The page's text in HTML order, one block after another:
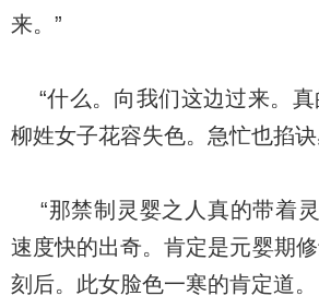
来。”
“什么。向我们这边过来。真
柳姓女子花容失色。急忙也掐诀
“那禁制灵婴之人真的带着灵
速度快的出奇。肯定是元婴期
刻后。此女脸色一寒的肯定道。